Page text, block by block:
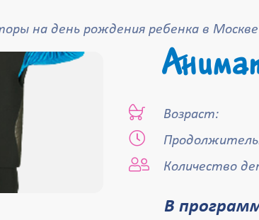
на день рождения ребенка в Москве
Возраст:
Количество
В